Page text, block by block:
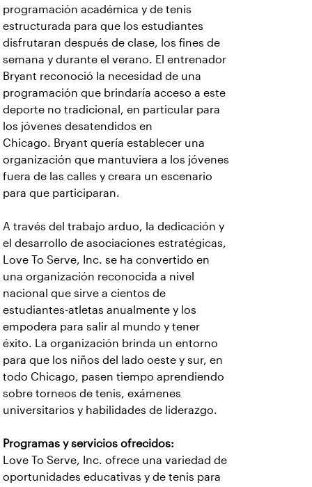
programación académica y de tenis
estructurada para que los estudiantes
disfrutaran después de clase, los fines de
semana y durante el verano. El entrenador
Bryant reconoció la necesidad de una
programación que brindaría acceso a este
deporte no tradicional, en particular para
los jóvenes desatendidos en
Chicago. Bryant quería establecer una
organización que mantuviera a los jóvenes
fuera de las calles y creara un escenario
para que participaran.
A través del trabajo arduo, la dedicación y
el desarrollo de asociaciones estratégicas,
Love To Serve, Inc. se ha convertido en
una organización reconocida a nivel
nacional que sirve a cientos de
estudiantes-atletas anualmente y los
empodera para salir al mundo y tener
éxito. La organización brinda un entorno
para que los niños del lado oeste y sur, en
todo Chicago, pasen tiempo aprendiendo
sobre torneos de tenis, exámenes
universitarios y habilidades de liderazgo.
Programas y servicios ofrecidos:
Love To Serve, Inc. ofrece una variedad de
oportunidades educativas y de tenis para